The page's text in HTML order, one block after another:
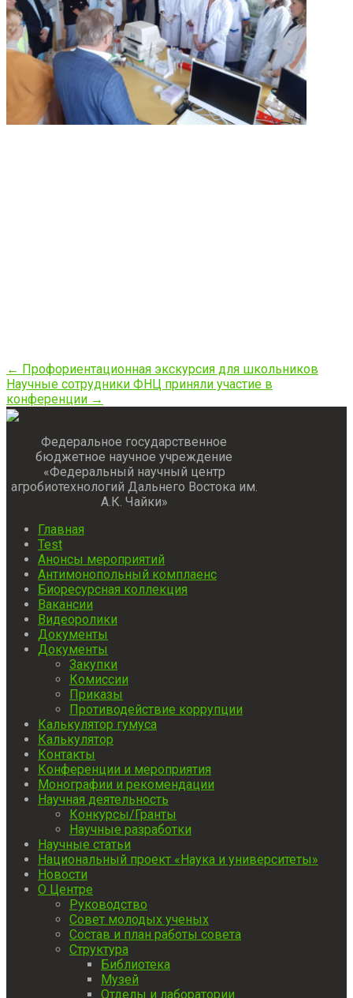
Post
navigation
← Профориентационная экскурсия для школьников
Научные сотрудники ФНЦ приняли участие в
конференции →
Федеральное государственное
бюджетное научное учреждение
«Федеральный научный центр
агробиотехнологий Дальнего Востока им.
А.К. Чайки»
Главная
Test
Анонсы мероприятий
Антимонопольный комплаенс
Биоресурсная коллекция
Вакансии
Видеоролики
Документы
Документы
Закупки
Комиссии
Приказы
Противодействие коррупции
Калькулятор гумуса
Калькулятор
Контакты
Конференции и мероприятия
Монографии и рекомендации
Научная деятельность
Конкурсы/Гранты
Научные разработки
Научные статьи
Национальный проект «Наука и университеты»
Новости
О Центре
Руководство
Совет молодых ученых
Состав и план работы совета
Структура
Библиотека
Музей
Отделы и лаборатории